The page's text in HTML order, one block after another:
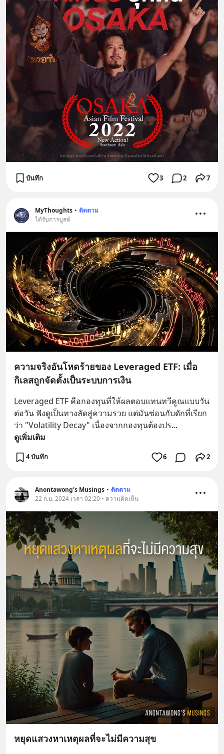
บันทึก 3 2 7
MyThoughts • ติดตาม
ได้รับการบูสต์
ความจริงอันโหดร้ายของ Leveraged ETF: เมื่อ
กิเลสถูกจัดตั้งเป็นระบบการเงิน
Leveraged ETF คือกองทุนที่ให้ผลตอบแทนทวีคูณแบบวัน
ต่อวัน ฟังดูเป็นทางลัดสู่ความรวย แต่มันซ่อนกับดักที่เรียก
ว่า "Volatility Decay" เนื่องจากกองทุนต้องปร...
ดูเพิ่มเติม
4 บันทึก 6 2
Anontawong's Musings • ติดตาม
22 ก.ย. 2024 เวลา 02:20 • ความคิดเห็น
หยุดแสวงหาเหตุผลที่จะไม่มีความสุข